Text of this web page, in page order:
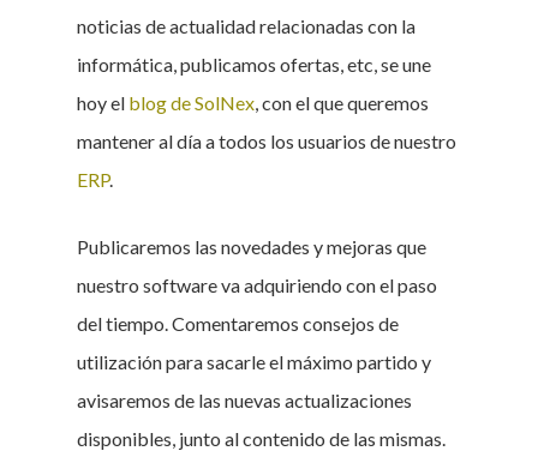
noticias de actualidad relacionadas con la
informática, publicamos ofertas, etc, se une
hoy el blog de SolNex, con el que queremos
mantener al día a todos los usuarios de nuestro
ERP.
Publicaremos las novedades y mejoras que
nuestro software va adquiriendo con el paso
del tiempo. Comentaremos consejos de
utilización para sacarle el máximo partido y
avisaremos de las nuevas actualizaciones
disponibles, junto al contenido de las mismas.